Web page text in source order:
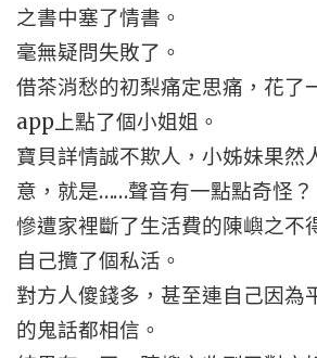
之書中塞了情書。
毫無疑問失敗了。
借茶消愁的初梨痛定思痛，花了
app上點了個小姐姐。
寶貝詳情誠不欺人，小姊妹果然
意，就是……聲音有一點點奇怪？
慘遭家裡斷了生活費的陳嶼之不
自己攬了個私活。
對方人傻錢多，甚至連自己因為
的鬼話都相信。